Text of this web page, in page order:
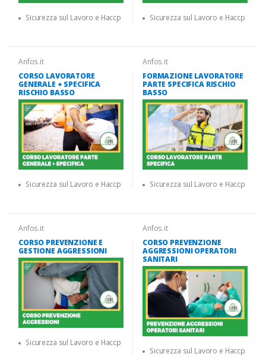
Sicurezza sul Lavoro e Haccp Sicurezza sul Lavoro e Haccp
Anfos.it
CORSO LAVORATORE
GENERALE + SPECIFICA
RISCHIO BASSO
Sicurezza sul Lavoro e Haccp
Anfos.it
FORMAZIONE LAVORATORE
PARTE SPECIFICA RISCHIO
BASSO
Sicurezza sul Lavoro e Haccp
Anfos.it
CORSO PREVENZIONE E
GESTIONE AGGRESSIONI
Sicurezza sul Lavoro e Haccp
Anfos.it
CORSO PREVENZIONE
AGGRESSIONI OPERATORI
SANITARI
Sicurezza sul Lavoro e Haccp